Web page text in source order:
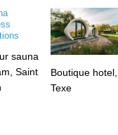
sauna
Saint
Boutique hotel,
Texe